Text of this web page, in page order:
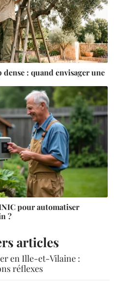
: quand envisager une
pour automatiser
?
articles
en Ille-et-Vilaine :
réflexes